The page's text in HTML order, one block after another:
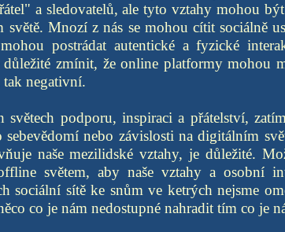
a sledovatelů, ale tyto vztahy mohou
světě. Mnozí z nás se mohou cítit sociálně
postrádat autentické a fyzické
důležité zmínit, že online platformy mohou
negativní.
podporu, inspiraci a přátelství,
nebo závislosti na digitálním
naše mezilidské vztahy, je důležité.
světem, aby naše vztahy a osobní
sociální sítě ke snům ve ketrých nejsme
co je nám nedostupné nahradit tím co je